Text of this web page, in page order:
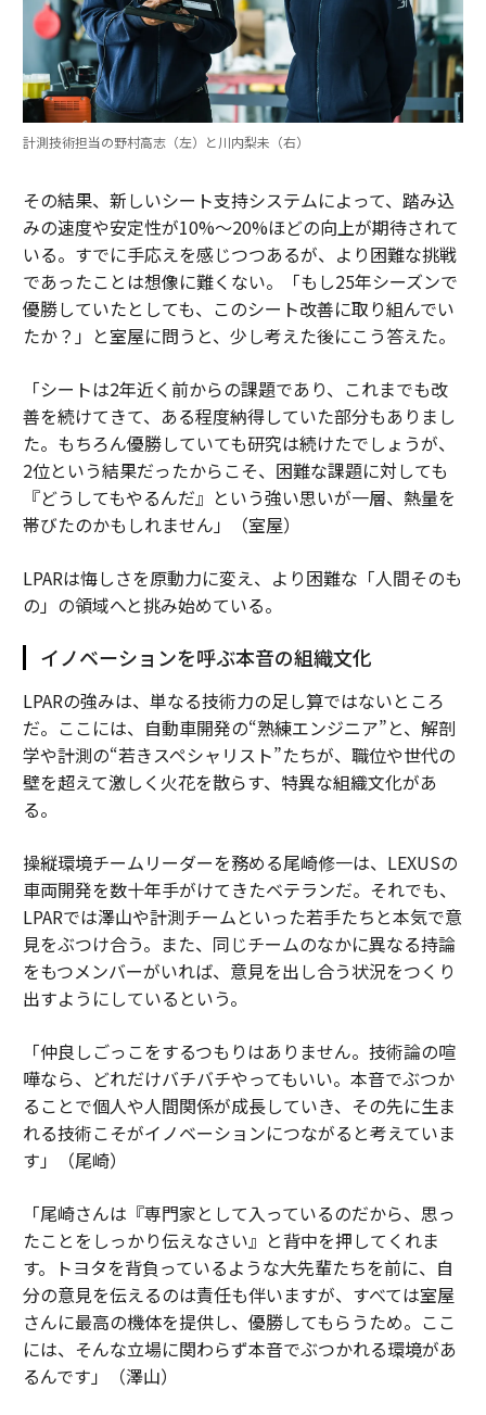
計測技術担当の野村高志（左）と川内梨未（右）
その結果、新しいシート支持システムによって、踏み込
みの速度や安定性が10%〜20%ほどの向上が期待されて
いる。すでに手応えを感じつつあるが、より困難な挑戦
であったことは想像に難くない。「もし25年シーズンで
優勝していたとしても、このシート改善に取り組んでい
たか？」と室屋に問うと、少し考えた後にこう答えた。
「シートは2年近く前からの課題であり、これまでも改
善を続けてきて、ある程度納得していた部分もありまし
た。もちろん優勝していても研究は続けたでしょうが、
2位という結果だったからこそ、困難な課題に対しても
『どうしてもやるんだ』という強い思いが一層、熱量を
帯びたのかもしれません」（室屋）
LPARは悔しさを原動力に変え、より困難な「人間そのも
の」の領域へと挑み始めている。
イノベーションを呼ぶ本音の組織文化
LPARの強みは、単なる技術力の足し算ではないところ
だ。ここには、自動車開発の“熟練エンジニア”と、解剖
学や計測の“若きスペシャリスト”たちが、職位や世代の
壁を超えて激しく火花を散らす、特異な組織文化があ
る。
操縦環境チームリーダーを務める尾崎修一は、LEXUSの
車両開発を数十年手がけてきたベテランだ。それでも、
LPARでは澤山や計測チームといった若手たちと本気で意
見をぶつけ合う。また、同じチームのなかに異なる持論
をもつメンバーがいれば、意見を出し合う状況をつくり
出すようにしているという。
「仲良しごっこをするつもりはありません。技術論の喧
嘩なら、どれだけバチバチやってもいい。本音でぶつか
ることで個人や人間関係が成長していき、その先に生ま
れる技術こそがイノベーションにつながると考えていま
す」（尾崎）
「尾崎さんは『専門家として入っているのだから、思っ
たことをしっかり伝えなさい』と背中を押してくれま
す。トヨタを背負っているような大先輩たちを前に、自
分の意見を伝えるのは責任も伴いますが、すべては室屋
さんに最高の機体を提供し、優勝してもらうため。ここ
には、そんな立場に関わらず本音でぶつかれる環境があ
るんです」（澤山）